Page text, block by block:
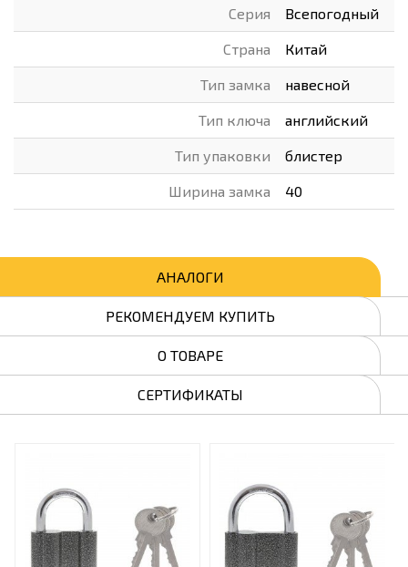
Серия Всепогодный
Страна Китай
Тип замка навесной
Тип ключа английский
Тип упаковки блистер
Ширина замка 40
АНАЛОГИ
РЕКОМЕНДУЕМ КУПИТЬ
О ТОВАРЕ
СЕРТИФИКАТЫ